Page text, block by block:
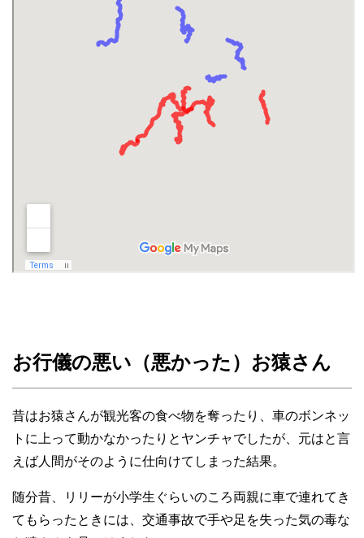
お行儀の悪い（悪かった）お猿さん
昔はお猿さんが観光客の食べ物を奪ったり、車のボンネッ
トに上って動かなかったりとヤンチャでしたが、元はと言
えば人間がそのように仕向けてしまった結果。
随分昔、リリーが小学生ぐらいのころ両親に車で連れてき
てもらったときには、交通事故で手や足を失った気の毒な